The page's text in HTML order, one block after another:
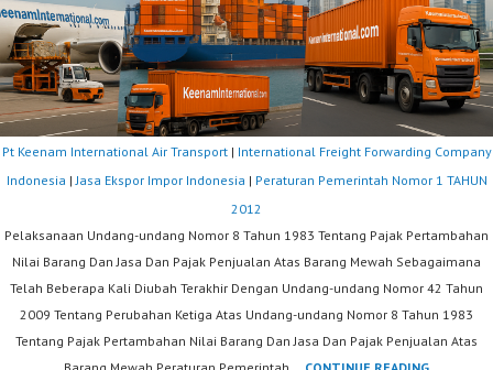
Pt Keenam International Air Transport| International Freight Forwarding Company
Indonesia | Jasa Ekspor Impor Indonesia | Peraturan Pemerintah Nomor 1 TAHUN
2012
Pelaksanaan Undang-undang Nomor 8 Tahun 1983 Tentang Pajak Pertambahan
Nilai Barang Dan Jasa Dan Pajak Penjualan Atas Barang Mewah Sebagaimana
Telah Beberapa Kali Diubah Terakhir Dengan Undang-undang Nomor 42 Tahun
2009 Tentang Perubahan Ketiga Atas Undang-undang Nomor 8 Tahun 1983
Tentang Pajak Pertambahan Nilai Barang Dan Jasa Dan Pajak Penjualan Atas